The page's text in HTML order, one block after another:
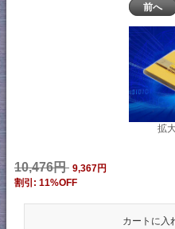
前へ
拡
10,476円 9,367円
割引: 11%OFF
カートに入